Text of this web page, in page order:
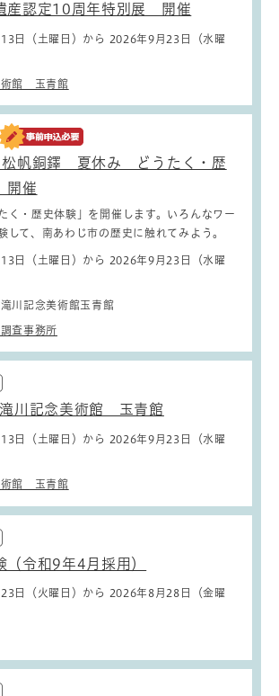
産認定10周年特別展 開催
日（土曜日）から 2026年9月23日（水曜
術館 玉青館
帆銅鐸 夏休み どうたく・歴
開催
く・歴史体験」を開催します。いろんなワー
して、南あわじ市の歴史に触れてみよう。
日（土曜日）から 2026年9月23日（水曜
川記念美術館玉青館
査事務所
川記念美術館 玉青館
日（土曜日）から 2026年9月23日（水曜
術館 玉青館
（令和9年4月採用）
日（火曜日）から 2026年8月28日（金曜